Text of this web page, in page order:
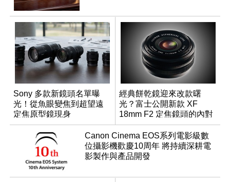
Sony 多款新鏡頭名單曝
光！從魚眼變焦到超望遠
定焦原型鏡現身
經典餅乾鏡迎來改款曙
光？富士公開新款 XF
18mm F2 定焦鏡頭的內對
焦專利
Canon Cinema EOS系列電影級數
位攝影機歡慶10周年 將持續深耕電
影製作與產品開發